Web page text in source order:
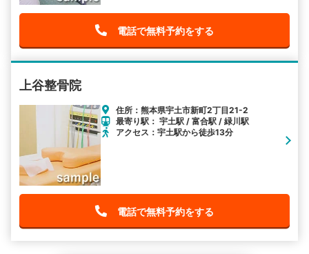
電話で無料予約をする
上谷整骨院
住所：熊本県宇土市新町2丁目21-2
最寄り駅： 宇土駅 / 富合駅 / 緑川駅
アクセス：宇土駅から徒歩13分
電話で無料予約をする